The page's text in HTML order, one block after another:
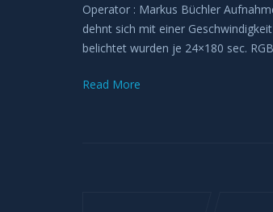
Operator : Markus Büchler
dehnt sich mit einer
belichtet wurden je 24×180 sec.
Read More